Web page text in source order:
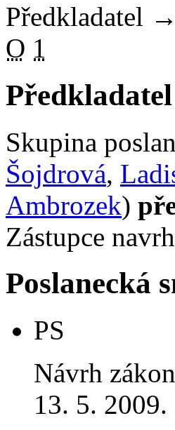
Předkladatel →
O 1
Předkladatel
Skupina
Šojdrová,
Ambrozek)
Zástupce
Poslanecká
PS
Návrh
13. 5. 2009.